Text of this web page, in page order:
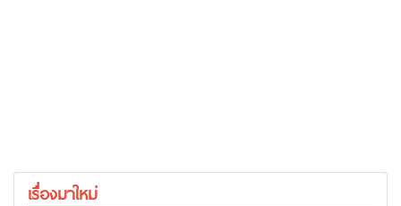
เรื่องมาใหม่